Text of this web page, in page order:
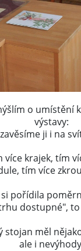
o umístění
výstavy:
ji i na
více krajek, tím
tím více
pořídila
dostupné", to
stojan měl
ale i